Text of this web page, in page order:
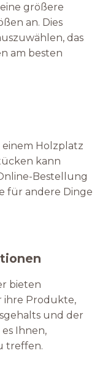
größere
an. Dies
das
am besten
einem Holzplatz
kann
Bestellung
für andere Dinge
bieten
ihre Produkte,
und der
Ihnen,
treffen.